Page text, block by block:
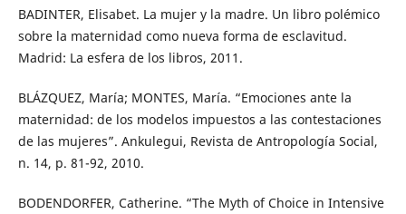
BADINTER, Elisabet. La mujer y la madre. Un libro polémico
sobre la maternidad como nueva forma de esclavitud.
Madrid: La esfera de los libros, 2011.
BLÁZQUEZ, María; MONTES, María. “Emociones ante la
maternidad: de los modelos impuestos a las contestaciones
de las mujeres”. Ankulegui, Revista de Antropología Social,
n. 14, p. 81-92, 2010.
BODENDORFER, Catherine. “The Myth of Choice in Intensive